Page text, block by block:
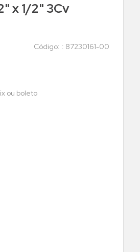
x 1/2" 3Cv
: 87230161-00
ou boleto